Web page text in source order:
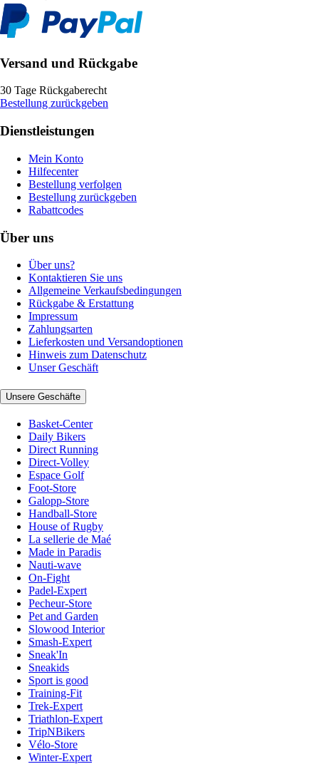
Versand und Rückgabe
30 Tage Rückgaberecht
Bestellung zurückgeben
Dienstleistungen
Mein Konto
Hilfecenter
Bestellung verfolgen
Bestellung zurückgeben
Rabattcodes
Über uns
Über uns?
Kontaktieren Sie uns
Allgemeine Verkaufsbedingungen
Rückgabe & Erstattung
Impressum
Zahlungsarten
Lieferkosten und Versandoptionen
Hinweis zum Datenschutz
Unser Geschäft
Unsere Geschäfte
Basket-Center
Daily Bikers
Direct Running
Direct-Volley
Espace Golf
Foot-Store
Galopp-Store
Handball-Store
House of Rugby
La sellerie de Maé
Made in Paradis
Nauti-wave
On-Fight
Padel-Expert
Pecheur-Store
Pet and Garden
Slowood Interior
Smash-Expert
Sneak'In
Sneakids
Sport is good
Training-Fit
Trek-Expert
Triathlon-Expert
TripNBikers
Vélo-Store
Winter-Expert